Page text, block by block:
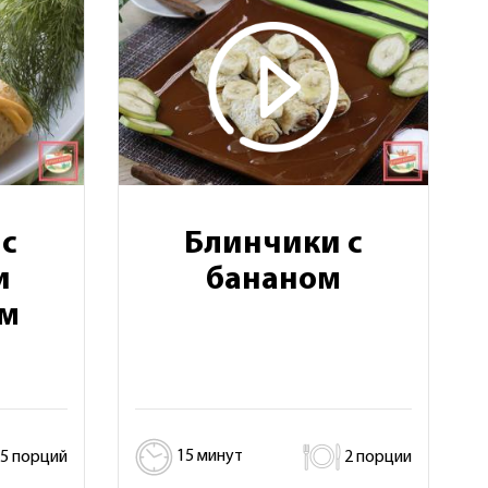
порций
Блинчики с
бананом
15 минут 2 порции